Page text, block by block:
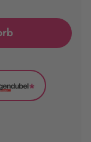
Hugendubel
*